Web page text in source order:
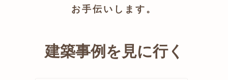
お手伝いします。
建築事例を見に行く